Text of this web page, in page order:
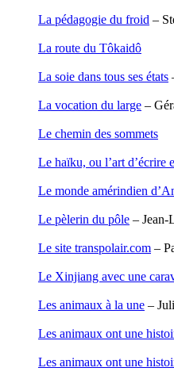
Fraisse Thomas
Fuligni Bruno
Garcia Antoine
Gaullier Tanneguy
Gemme Pierre
Georis Stéphane
Giry Julien
Grange Florent
Griette Olivier
Guerrier Gérard
Guillotel Pierre-
Haegy Jean-Marie
Halluin Bruno d’
La pédagogie du froid –
La route du Tôkaidô
La soie dans tous ses états
La vocation du large –
Le chemin des sommets
Le haïku, ou l’art d’écrire
Le monde amérindien
Le pèlerin du pôle – Jean-
Le site transpolair.com –
Le Xinjiang avec une
Les animaux à la une –
Les animaux ont une
Les animaux ont une